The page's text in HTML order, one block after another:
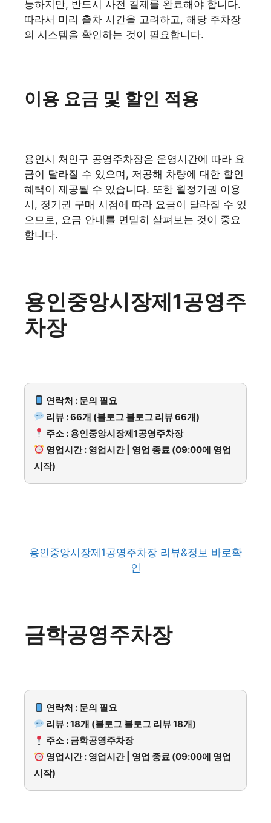
능하지만, 반드시 사전 결제를 완료해야 합니다.
따라서 미리 출차 시간을 고려하고, 해당 주차장
의 시스템을 확인하는 것이 필요합니다.
이용 요금 및 할인 적용
용인시 처인구 공영주차장은 운영시간에 따라 요
금이 달라질 수 있으며, 저공해 차량에 대한 할인
혜택이 제공될 수 있습니다. 또한 월정기권 이용
시, 정기권 구매 시점에 따라 요금이 달라질 수 있
으므로, 요금 안내를 면밀히 살펴보는 것이 중요
합니다.
용인중앙시장제1공영주
차장
연락처 : 문의 필요
리뷰 : 66개 (블로그 블로그 리뷰 66개)
주소 : 용인중앙시장제1공영주차장
영업시간 : 영업시간 | 영업 종료 (09:00에 영업
시작)
용인중앙시장제1공영주차장 리뷰&정보 바로확
인
금학공영주차장
연락처 : 문의 필요
리뷰 : 18개 (블로그 블로그 리뷰 18개)
주소 : 금학공영주차장
영업시간 : 영업시간 | 영업 종료 (09:00에 영업
시작)